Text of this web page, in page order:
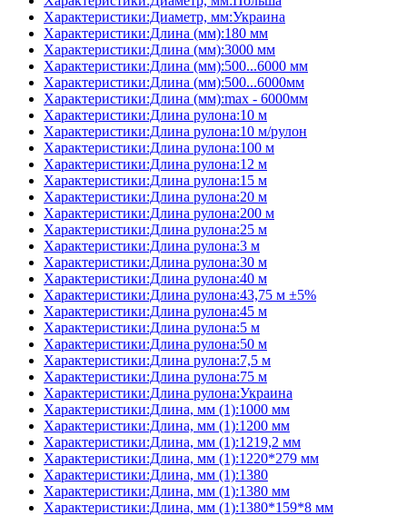
Характеристики:Диаметр, мм:Украина
Характеристики:Длина (мм):180 мм
Характеристики:Длина (мм):3000 мм
Характеристики:Длина (мм):500...6000 мм
Характеристики:Длина (мм):500...6000мм
Характеристики:Длина (мм):max - 6000мм
Характеристики:Длина рулона:10 м
Характеристики:Длина рулона:10 м/рулон
Характеристики:Длина рулона:100 м
Характеристики:Длина рулона:12 м
Характеристики:Длина рулона:15 м
Характеристики:Длина рулона:20 м
Характеристики:Длина рулона:200 м
Характеристики:Длина рулона:25 м
Характеристики:Длина рулона:3 м
Характеристики:Длина рулона:30 м
Характеристики:Длина рулона:40 м
Характеристики:Длина рулона:43,75 м ±5%
Характеристики:Длина рулона:45 м
Характеристики:Длина рулона:5 м
Характеристики:Длина рулона:50 м
Характеристики:Длина рулона:7,5 м
Характеристики:Длина рулона:75 м
Характеристики:Длина рулона:Украина
Характеристики:Длина, мм (1):1000 мм
Характеристики:Длина, мм (1):1200 мм
Характеристики:Длина, мм (1):1219,2 мм
Характеристики:Длина, мм (1):1220*279 мм
Характеристики:Длина, мм (1):1380
Характеристики:Длина, мм (1):1380 мм
Характеристики:Длина, мм (1):1380*159*8 мм